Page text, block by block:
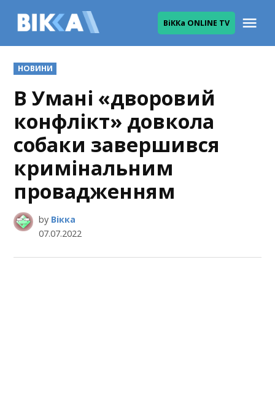
ВіККа ONLINE TV
POSTED
IN
НОВИНИ
В Умані «дворовий
конфлікт» довкола
собаки завершився
кримінальним
провадженням
by Вікка
07.07.2022